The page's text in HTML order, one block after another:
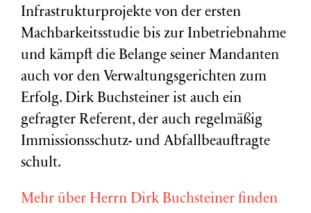
Infrastrukturprojekte von der ersten
Machbarkeitsstudie bis zur Inbetriebnahme
und kämpft die Belange seiner Mandanten
auch vor den Verwaltungsgerichten zum
Erfolg. Dirk Buchsteiner ist auch ein
gefragter Referent, der auch regelmäßig
Immissionsschutz- und Abfallbeauftragte
schult.
Mehr über Herrn Dirk Buchsteiner finden